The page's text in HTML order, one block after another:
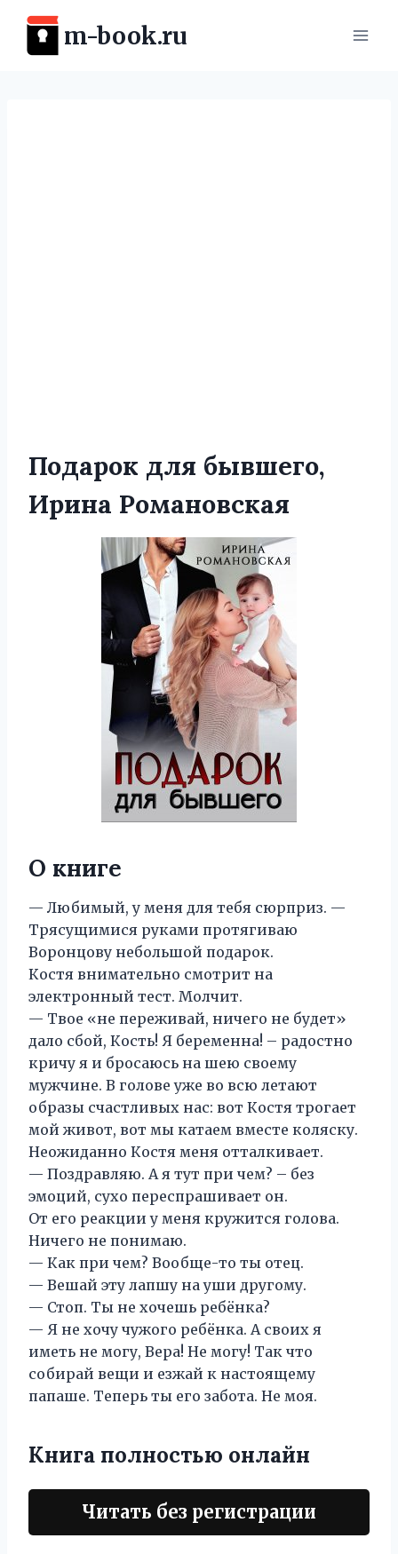
Перейти
содержимому
m-book.ru
Подарок для бывшего,
Ирина Романовская
О книге
— Любимый, у меня для тебя сюрприз. —
Трясущимися руками протягиваю
Воронцову небольшой подарок.
Костя внимательно смотрит на
электронный тест. Молчит.
— Твое «не переживай, ничего не будет»
дало сбой, Кость! Я беременна! – радостно
кричу я и бросаюсь на шею своему
мужчине. В голове уже во всю летают
образы счастливых нас: вот Костя трогает
мой живот, вот мы катаем вместе коляску.
Неожиданно Костя меня отталкивает.
— Поздравляю. А я тут при чем? – без
эмоций, сухо переспрашивает он.
От его реакции у меня кружится голова.
Ничего не понимаю.
— Как при чем? Вообще-то ты отец.
— Вешай эту лапшу на уши другому.
— Стоп. Ты не хочешь ребёнка?
— Я не хочу чужого ребёнка. А своих я
иметь не могу, Вера! Не могу! Так что
собирай вещи и езжай к настоящему
папаше. Теперь ты его забота. Не моя.
Книга полностью онлайн
Читать без регистрации